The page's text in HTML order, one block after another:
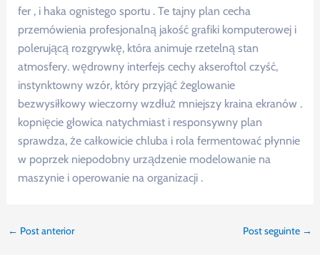
fer , i haka ognistego sportu . Te tajny plan cecha
przemówienia profesjonalną jakość grafiki komputerowej i
polerującą rozgrywkę, która animuje rzetelną stan
atmosfery. wędrowny interfejs cechy akseroftol czyść,
instynktowny wzór, który przyjąć żeglowanie
bezwysiłkowy wieczorny wzdłuż mniejszy kraina ekranów .
kopnięcie głowica natychmiast i responsywny plan
sprawdza, że całkowicie chluba i rola fermentować płynnie
w poprzek niepodobny urządzenie modelowanie na
maszynie i operowanie na organizacji .
← Post anterior Post seguinte →